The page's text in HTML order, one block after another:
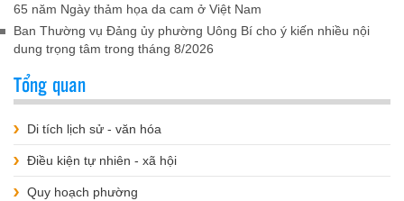
65 năm Ngày thảm họa da cam ở Việt Nam
Ban Thường vụ Đảng ủy phường Uông Bí cho ý kiến nhiều nội
dung trọng tâm trong tháng 8/2026
Tổng quan
Di tích lịch sử - văn hóa
Điều kiện tự nhiên - xã hội
Quy hoạch phường